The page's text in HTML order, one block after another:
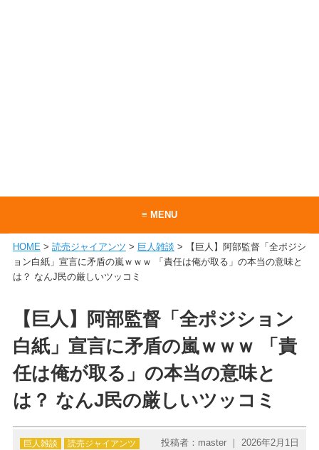
≡ MENU
ホーム
当サイトについて
RSS
HOME> 読売ジャイアンツ > 巨人雑談 > 【巨人】阿部監督「全ポジシ
ョン白紙」宣言に矛盾の嵐ｗｗｗ 「責任は俺が取る」の本当の意味と
は？ なんJ民の厳しいツッコミ
【巨人】阿部監督「全ポジション
白紙」宣言に矛盾の嵐ｗｗｗ 「責
任は俺が取る」の本当の意味と
は？ なんJ民の厳しいツッコミ
巨人雑談 読売ジャイアンツ 投稿者：master ｜ 2026年2月1日